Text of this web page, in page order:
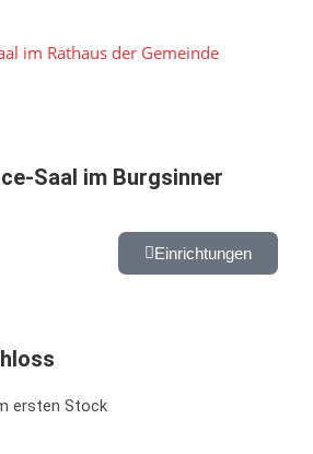
im Rathaus der Gemeinde
Saal im Burgsinner
Einrichtungen
ersten Stock